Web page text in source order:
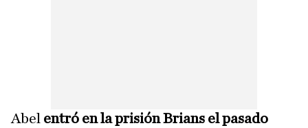
Abel entró en la prisión Brians el pasado